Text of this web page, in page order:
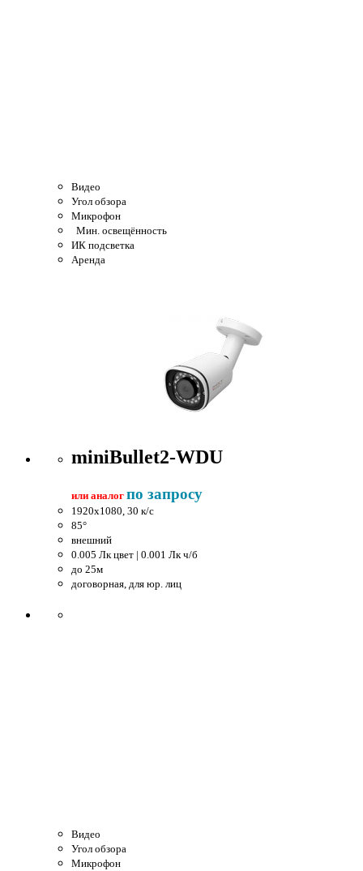
Видео
Угол обзора
Микрофон
Мин. освещённость
ИК подсветка
Аренда
miniBullet2-WDU
или аналог по запросу
1920x1080, 30 к/c
85°
внешний
0.005 Лк цвет | 0.001 Лк ч/б
до 25м
договорная, для юр. лиц
Видео
Угол обзора
Микрофон